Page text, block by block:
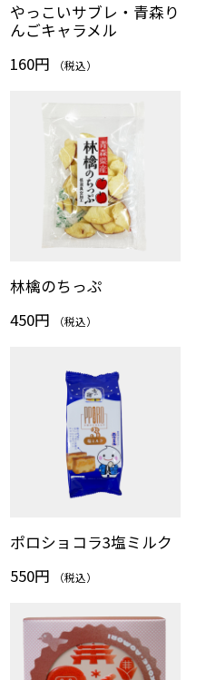
やっこいサブレ・青森り
んごキャラメル
160円
（税込）
林檎のちっぷ
450円
（税込）
ポロショコラ3塩ミルク
550円
（税込）